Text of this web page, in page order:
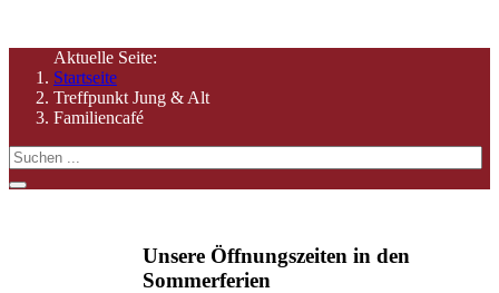
Aktuelle Seite:
Startseite
Treffpunkt Jung & Alt
Familiencafé
Unsere Öffnungszeiten in den
Sommerferien